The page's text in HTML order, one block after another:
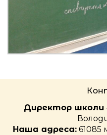
Директор школи
Наша адреса:61085